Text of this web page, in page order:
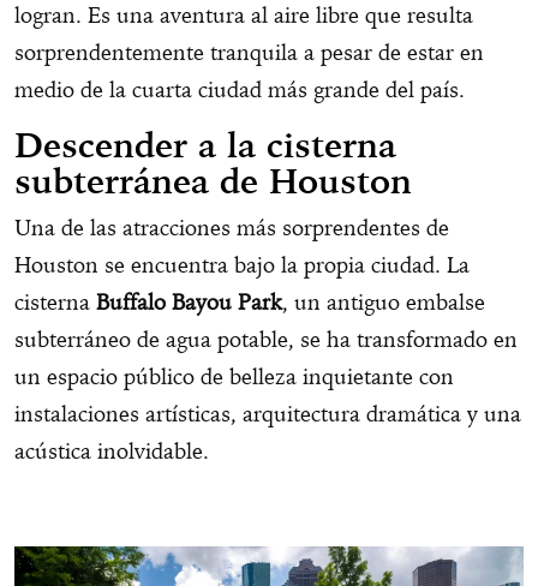
logran. Es una aventura al aire libre que resulta
sorprendentemente tranquila a pesar de estar en
medio de la cuarta ciudad más grande del país.
Descender a la cisterna
subterránea de Houston
Una de las atracciones más sorprendentes de
Houston se encuentra bajo la propia ciudad. La
cisterna Buffalo Bayou Park, un antiguo embalse
subterráneo de agua potable, se ha transformado en
un espacio público de belleza inquietante con
instalaciones artísticas, arquitectura dramática y una
acústica inolvidable.